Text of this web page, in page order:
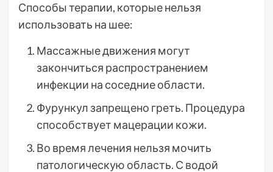
Способы терапии, которые нельзя
использовать на шее:
Массажные движения могут
закончиться распространением
инфекции на соседние области.
Фурункул запрещено греть. Процедура
способствует мацерации кожи.
Во время лечения нельзя мочить
патологическую область. С водой